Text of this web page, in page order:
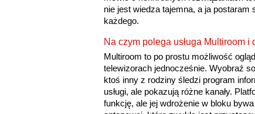
nie jest wiedza tajemna, a ja postaram
każdego.
Na czym polega usługa Multiroom
Multiroom to po prostu możliwość
telewizorach jednocześnie. Wyobraź
ktoś inny z rodziny śledzi program
usługi, ale pokazują różne kanały.
funkcję, ale jej wdrożenie w bloku